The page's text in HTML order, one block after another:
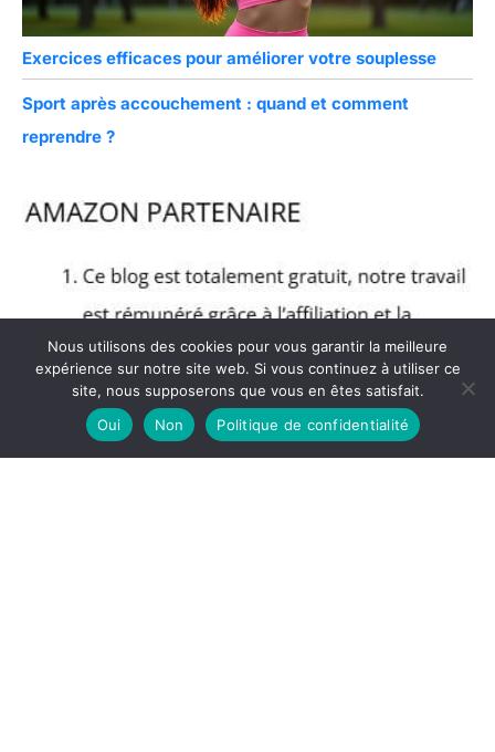
Exercices efficaces pour améliorer votre souplesse
Sport après accouchement : quand et comment
reprendre ?
Nous utilisons des cookies pour vous garantir la meilleure
expérience sur notre site web. Si vous continuez à utiliser ce
site, nous supposerons que vous en êtes satisfait.
Oui
Non Politique de confidentialité